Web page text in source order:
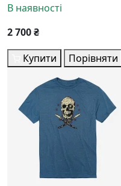
В наявності
2 700 ₴
Купити
Порівняти